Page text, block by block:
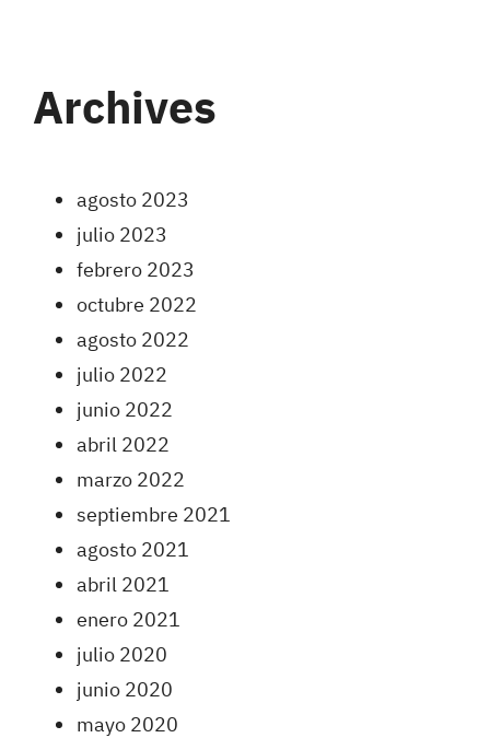
Archives
agosto 2023
julio 2023
febrero 2023
octubre 2022
agosto 2022
julio 2022
junio 2022
abril 2022
marzo 2022
septiembre 2021
agosto 2021
abril 2021
enero 2021
julio 2020
junio 2020
mayo 2020